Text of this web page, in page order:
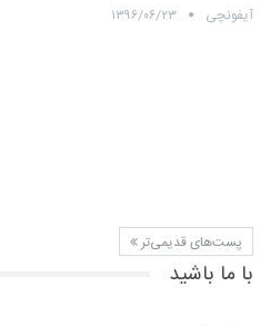
آیفونچی ۱۳۹۶/۰۶/۲۳
پست‌های قدیمی‌تر
با ما باشید